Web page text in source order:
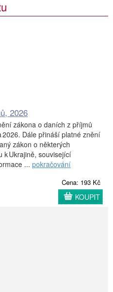
2026
zákona o daních z příjmů
Dále přináší platné znění
zákon o některých
k Ukrajině, související
... pokračování
Cena: 193 Kč
KOUPIT